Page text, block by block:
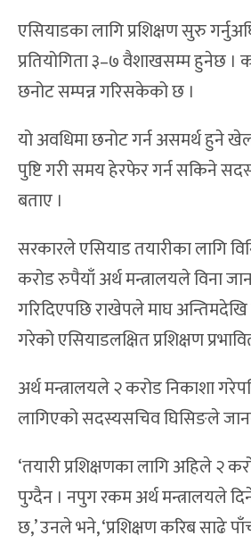
एसियाडका लागि प्रशिक्षण सुरु
प्रतियोगिता ३–७ वैशाखसम्म हुनेछ
छनोट सम्पन्न गरिसकेको छ ।
यो अवधिमा छनोट गर्न असमर्थ हुने
पुष्टि गरी समय हेरफेर गर्न सकिने
बताए ।
सरकारले एसियाड तयारीका लागि
करोड रुपैयाँ अर्थ मन्त्रालयले विना
गरिदिएपछि राखेपले माघ अन्तिमदेखि
गरेको एसियाडलक्षित प्रशिक्षण
अर्थ मन्त्रालयले २ करोड निकाशा
लागिएको सदस्यसचिव घिसिङले